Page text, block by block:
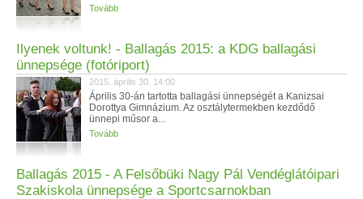
Tovább
Ilyenek voltunk! - Ballagás 2015: a KDG ballagási
ünnepsége (fotóriport)
2015. április 30. 14:00
Április 30-án tartotta ballagási ünnepségét a Kanizsai
Dorottya Gimnázium. Az osztálytermekben kezdődő
ünnepi műsor a...
Tovább
Ballagás 2015 - A Felsőbüki Nagy Pál Vendéglátóipari
Szakiskola ünnepsége a Sportcsarnokban